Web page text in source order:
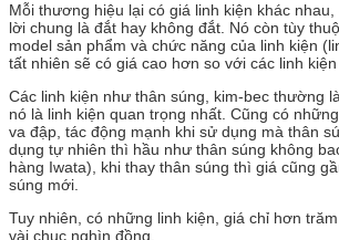
Mỗi thương hiệu lại có giá linh kiện khác
lời chung là đắt hay không đắt. Nó còn tùy
model sản phẩm và chức năng của linh kiện
tất nhiên sẽ có giá cao hơn so với các linh
Các linh kiện như thân súng, kim-bec thường
nó là linh kiện quan trọng nhất. Cũng có
va đập, tác động mạnh khi sử dụng mà thân
dụng tự nhiên thì hầu như thân súng không
hàng Iwata), khi thay thân súng thì giá cũng
súng mới.
Tuy nhiên, có những linh kiện, giá chỉ hơn
vài chục nghìn đồng.